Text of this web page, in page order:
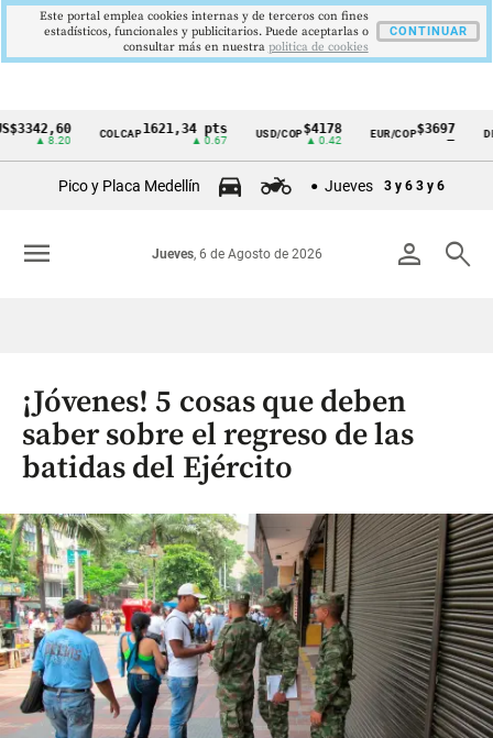
Cintillo
Colombia
COLCAP1621,34 pts USD/COP$4178
▲ 0.42
EUR/COP$3697
—
Pico y Placa Medellín Jueves 3 y 6 3 y 6
person search
Jueves, 6 de Agosto de 2026
menu
¡Jóvenes! 5 cosas que deben
saber sobre el regreso de las
batidas del Ejército
Este portal emplea cookies internas y de terceros con fines
estadísticos, funcionales y publicitarios. Puede aceptarlas o
consultar más en nuestra politica de cookies
CONTINUAR